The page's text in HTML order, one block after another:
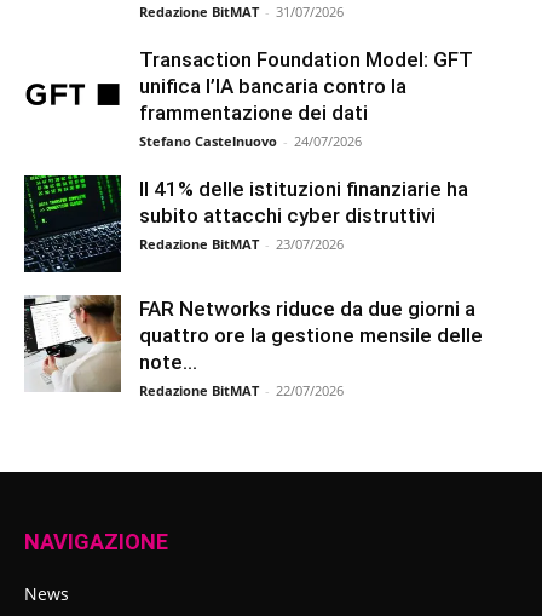
Redazione BitMAT - 31/07/2026
Transaction Foundation Model: GFT
unifica l’IA bancaria contro la
frammentazione dei dati
Stefano Castelnuovo - 24/07/2026
Il 41% delle istituzioni finanziarie ha
subito attacchi cyber distruttivi
Redazione BitMAT - 23/07/2026
FAR Networks riduce da due giorni a
quattro ore la gestione mensile delle
note...
Redazione BitMAT - 22/07/2026
NAVIGAZIONE
News